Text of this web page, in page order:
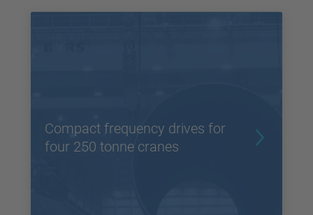
Compact frequency drives for
four 250 tonne cranes